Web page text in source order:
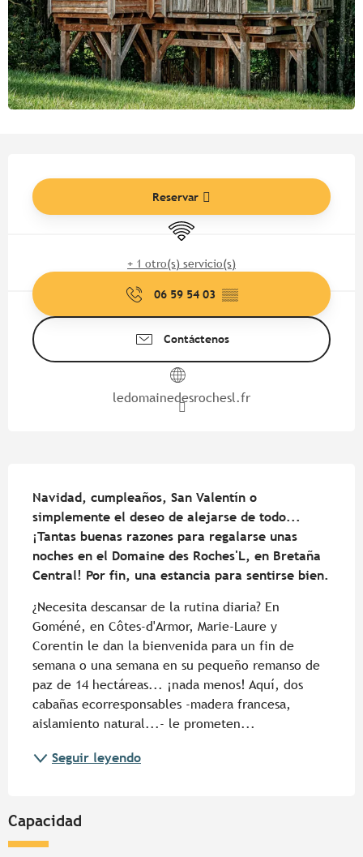
Reservar
Wifi
+ 1 otro(s) servicio(s)
06 59 54 03 ▒▒
Contáctenos
ledomainedesrochesl.fr
Navidad, cumpleaños, San Valentín o
simplemente el deseo de alejarse de todo...
¡Tantas buenas razones para regalarse unas
noches en el Domaine des Roches'L, en Bretaña
Central! Por fin, una estancia para sentirse bien.
¿Necesita descansar de la rutina diaria? En
Goméné, en Côtes-d'Armor, Marie-Laure y
Corentin le dan la bienvenida para un fin de
semana o una semana en su pequeño remanso de
paz de 14 hectáreas... ¡nada menos! Aquí, dos
cabañas ecorresponsables -madera francesa,
aislamiento natural...- le prometen...
Seguir leyendo
Capacidad